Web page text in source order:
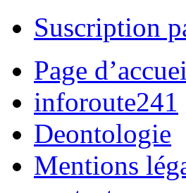
Suscription
Page
inforoute241
Deontologie
Mentions